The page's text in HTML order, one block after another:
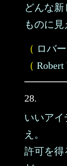
どんな
ものに見
（ ロバ
（ Robert
28.
いいアイ
え。
許可を得